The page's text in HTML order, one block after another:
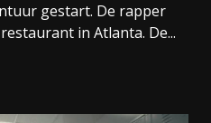
gestart. De rapper
in Atlanta. De...